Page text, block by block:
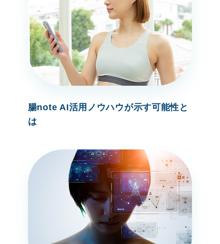
腸note AI活用ノウハウが示す可能性と
は